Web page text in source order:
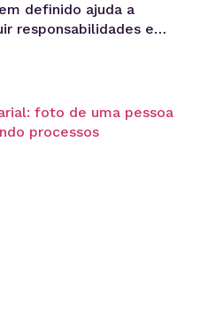
definido ajuda a
responsabilidades e
como um
planejamento,
ter bons resultados